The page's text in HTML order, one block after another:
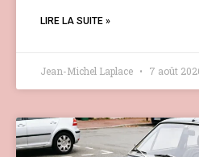
LIRE LA SUITE »
Jean-Michel Laplace 7 août